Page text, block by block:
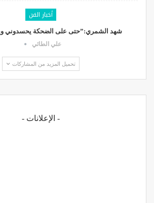
أخبار الفن
شهد الشمري:”حتى على الضحكة يحسدوني
علي الطائي
تحميل المزيد من المشاركات
- الإعلانات -